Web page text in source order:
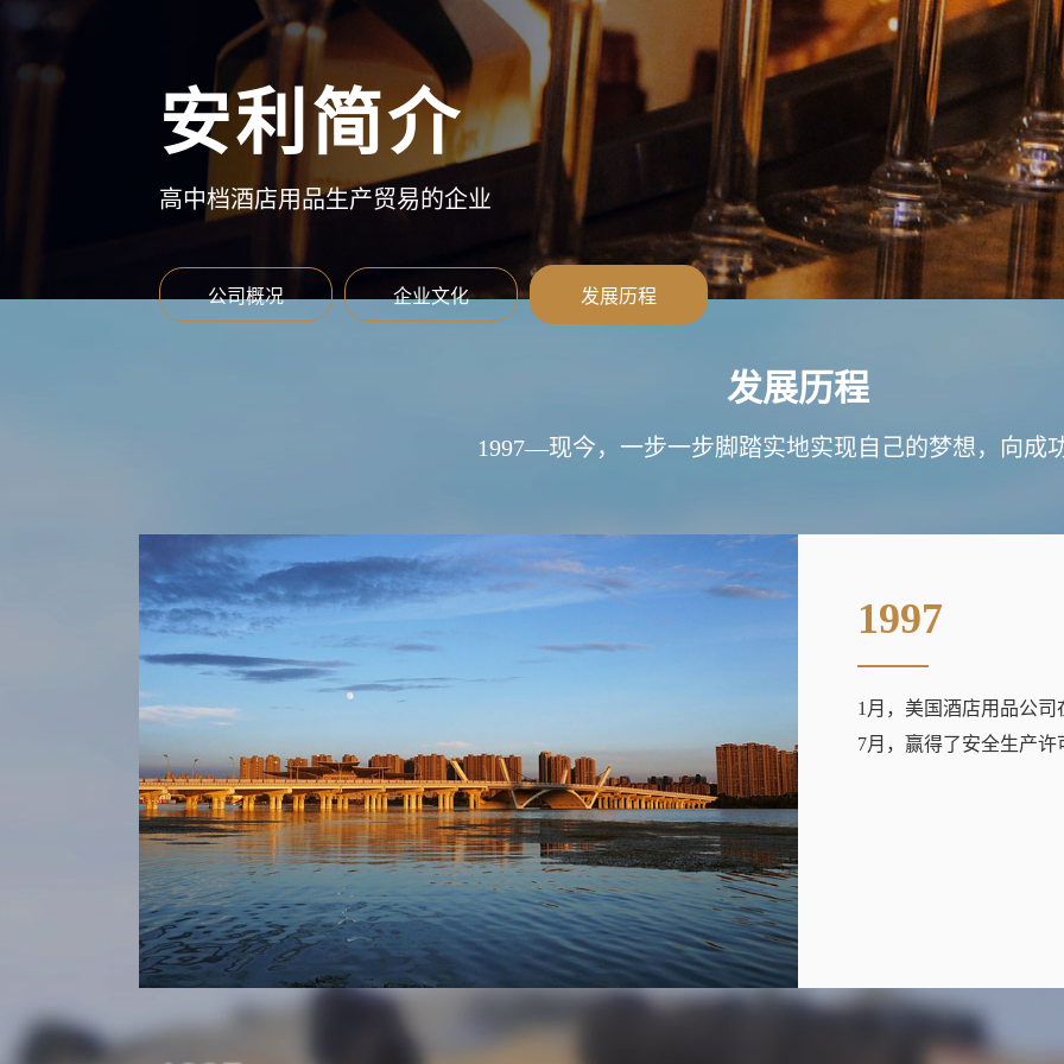
安利简介
高中档酒店用品生产贸易的企业
公司概况 企业文化 发展历程
发展历程
1997—现今，一步一步脚踏实地实现自己的梦想，向成
1997
1月，美国酒店用品公
7月，赢得了安全生产许